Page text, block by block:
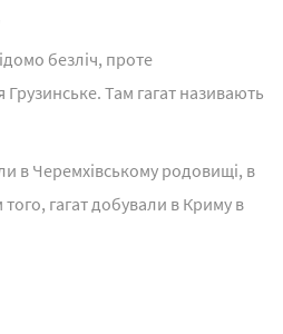
безліч, проте
Там гагат називають
в Черемхівському родовищі, в
гагат добували в Криму в